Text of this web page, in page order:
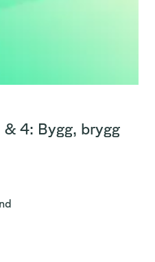
4: Bygg, brygg